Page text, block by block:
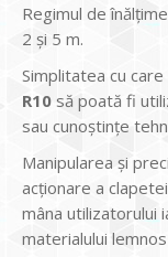
Regimul de
2 și 5 m.
Simplitatea cu
R10 să poată fi
sau cunoștințe
Manipularea şi
acţionare a
mâna utilizatorului
materialului